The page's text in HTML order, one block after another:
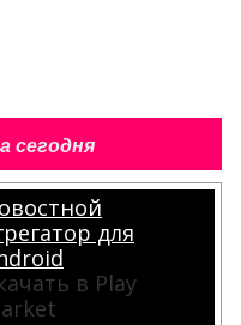
сегодня
для
в Play